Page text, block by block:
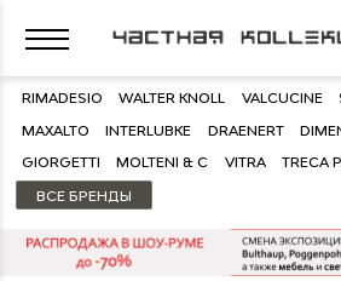
RIMADESIO WALTER KNOLL VALCUCINE
MAXALTO INTERLUBKE DRAENERT
GIORGETTI MOLTENI & C VITRA TRECA
ВСЕ БРЕНДЫ